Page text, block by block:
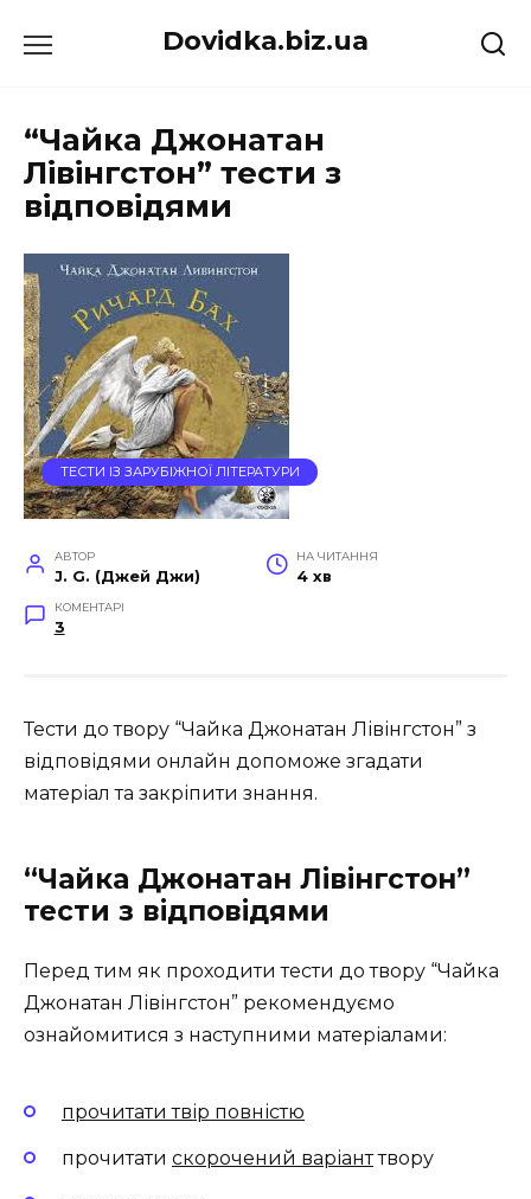
до
Dovidka.biz.ua
“Чайка Джонатан
Лівінгстон” тести з
відповідями
ТЕСТИ ІЗ ЗАРУБІЖНОЇ ЛІТЕРАТУРИ
АВТОР
J. G. (Джей Джи)
НА ЧИТАННЯ
4 хв
КОМЕНТАРІ
3
Тести до твору “Чайка Джонатан Лівінгстон” з
відповідями онлайн допоможе згадати
матеріал та закріпити знання.
“Чайка Джонатан Лівінгстон”
тести з відповідями
Перед тим як проходити тести до твору “Чайка
Джонатан Лівінгстон” рекомендуємо
ознайомитися з наступними матеріалами:
прочитати твір повністю
прочитати скорочений варіанттвору